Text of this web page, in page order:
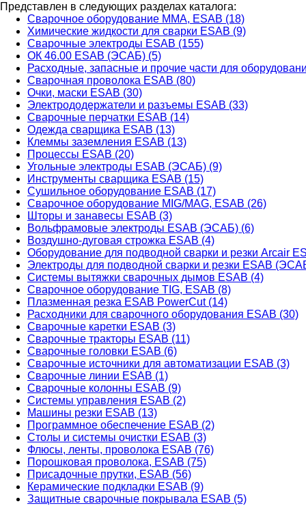
Представлен в следующих разделах каталога:
Сварочное оборудование ММА, ESAB (18)
Химические жидкости для сварки ESAB (9)
Сварочные электроды ESAB (155)
ОК 46.00 ESAB (ЭСАБ) (5)
Расходные, запасные и прочие части для
Сварочная проволока ESAB (80)
Очки, маски ESAB (30)
Электрододержатели и разъемы ESAB (33)
Сварочные перчатки ESAB (14)
Одежда сварщика ESAB (13)
Клеммы заземления ESAB (13)
Процессы ESAB (20)
Угольные электроды ESAB (ЭСАБ) (9)
Инструменты сварщика ESAB (15)
Сушильное оборудование ESAB (17)
Сварочное оборудование MIG/MAG, ESAB (26)
Шторы и занавесы ESAB (3)
Вольфрамовые электроды ESAB (ЭСАБ) (6)
Воздушно-дуговая строжка ESAB (4)
Оборудование для подводной сварки и резки Arcair
Электроды для подводной сварки и резки ESAB
Системы вытяжки сварочных дымов ESAB (4)
Сварочное оборудование TIG, ESAB (8)
Плазменная резка ESAB PowerCut (14)
Расходники для сварочного оборудования ESAB (30)
Сварочные каретки ESAB (3)
Сварочные тракторы ESAB (11)
Сварочные головки ESAB (6)
Сварочные источники для автоматизации ESAB (3)
Сварочные линии ESAB (1)
Сварочные колонны ESAB (9)
Системы управления ESAB (2)
Машины резки ESAB (13)
Программное обеспечение ESAB (2)
Столы и системы очистки ESAB (3)
Флюсы, ленты, проволока ESAB (76)
Порошковая проволока, ESAB (75)
Присадочные прутки, ESAB (56)
Керамические подкладки ESAB (9)
Защитные сварочные покрывала ESAB (5)